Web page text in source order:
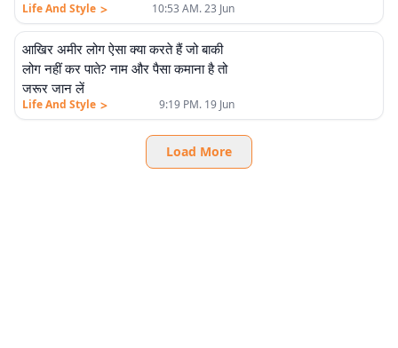
Life And Style > 10:53 AM. 23 Jun
आखिर अमीर लोग ऐसा क्या करते हैं जो बाकी
लोग नहीं कर पाते? नाम और पैसा कमाना है तो
जरूर जान लें
Life And Style > 9:19 PM. 19 Jun
Load More